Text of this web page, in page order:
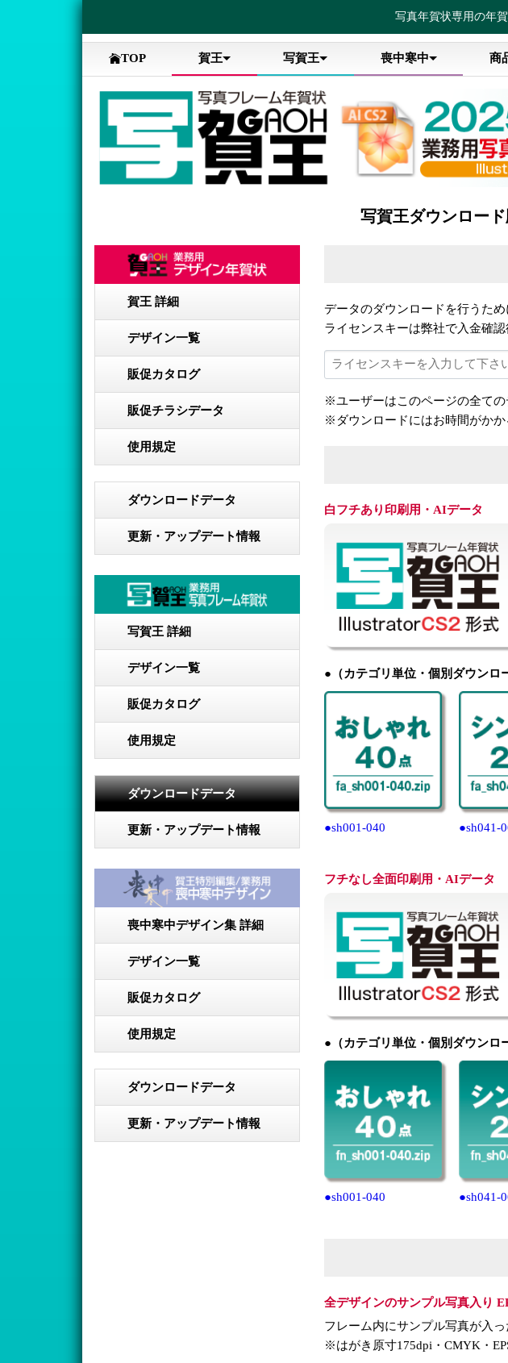
写真年賀状専用の年
TOP 賀王 写賀王 喪中寒中 商
写賀王ダウンロー
データのダウンロードを行うた
ライセンスキーは弊社で入金確
※ユーザーはこのページの全ての
※ダウンロードにはお時間がかか
白フチあり印刷用・AIデータ
●（カテゴリ単位・個別ダウンロ
●sh001-040 ●sh041-
フチなし全面印刷用・AIデータ
●（カテゴリ単位・個別ダウンロ
●sh001-040 ●sh041-
全デザインのサンプル写真入り
フレーム内にサンプル写真が入
※はがき原寸175dpi・CMYK・
賀王 詳細
デザイン一覧
販促カタログ
販促チラシデータ
使用規定
ダウンロードデータ
更新・アップデート情報
写賀王 詳細
デザイン一覧
販促カタログ
使用規定
ダウンロードデータ
更新・アップデート情報
喪中寒中デザイン集 詳細
デザイン一覧
販促カタログ
使用規定
ダウンロードデータ
更新・アップデート情報